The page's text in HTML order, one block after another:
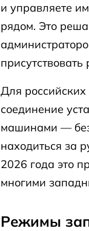
и управляете
рядом. Это
Для российских
соединение
машинами — без
находиться за
2026 года это
многими
Режимы